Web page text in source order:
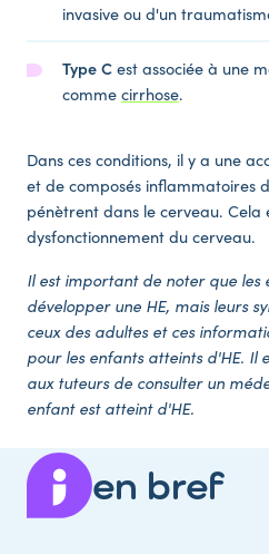
invasive ou d'un
Type C est associée à une
comme cirrhose.
Dans ces conditions, il y a une
et de composés inflammatoires
pénètrent dans le cerveau. Cela
dysfonctionnement du cerveau.
Il est important de noter que
développer une HE, mais leurs
ceux des adultes et ces
pour les enfants atteints d'HE. Il
aux tuteurs de consulter un
enfant est atteint d'HE.
en bref